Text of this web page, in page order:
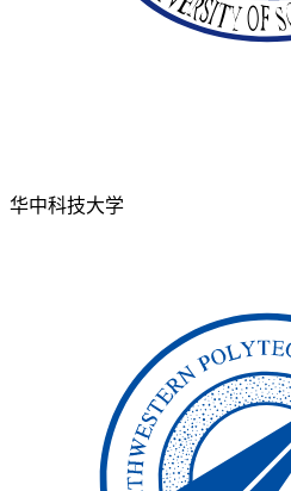
华中科技大学